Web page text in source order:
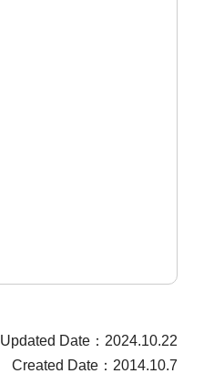
Updated Date：2024.10.22
Created Date：2014.10.7